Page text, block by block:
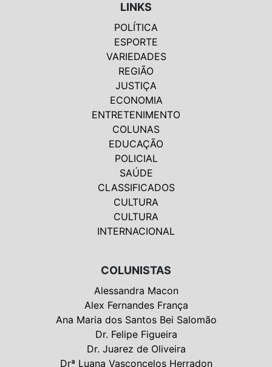
LINKS
POLÍTICA
ESPORTE
VARIEDADES
REGIÃO
JUSTIÇA
ECONOMIA
ENTRETENIMENTO
COLUNAS
EDUCAÇÃO
POLICIAL
SAÚDE
CLASSIFICADOS
CULTURA
CULTURA
INTERNACIONAL
COLUNISTAS
Alessandra Macon
Alex Fernandes França
Ana Maria dos Santos Bei Salomão
Dr. Felipe Figueira
Dr. Juarez de Oliveira
Drª Luana Vasconcelos Herradon